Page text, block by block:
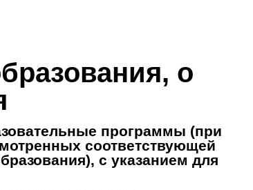
о
программы (при
соответствующей
с указанием для